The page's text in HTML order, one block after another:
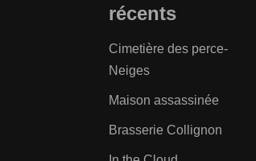
récents
Cimetière des perce-
Neiges
Maison assassinée
Brasserie Collignon